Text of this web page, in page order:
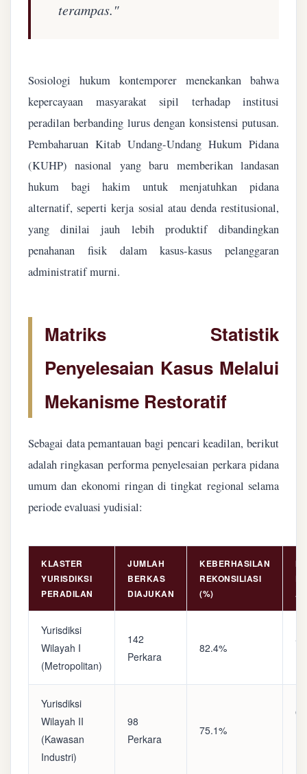
terampas."
Sosiologi hukum kontemporer menekankan bahwa
kepercayaan masyarakat sipil terhadap institusi
peradilan berbanding lurus dengan konsistensi putusan.
Pembaharuan Kitab Undang-Undang Hukum Pidana
(KUHP) nasional yang baru memberikan landasan
hukum bagi hakim untuk menjatuhkan pidana
alternatif, seperti kerja sosial atau denda restitusional,
yang dinilai jauh lebih produktif dibandingkan
penahanan fisik dalam kasus-kasus pelanggaran
administratif murni.
Matriks Statistik
Penyelesaian Kasus Melalui
Mekanisme Restoratif
Sebagai data pemantauan bagi pencari keadilan, berikut
adalah ringkasan performa penyelesaian perkara pidana
umum dan ekonomi ringan di tingkat regional selama
periode evaluasi yudisial:
KLASTER
YURISDIKSI
PERADILAN
JUMLAH
BERKAS
DIAJUKAN
KEBERHASILAN
REKONSILIASI
(%)
Yurisdiksi
Wilayah I
(Metropolitan)
142
Perkara
82.4%
Yurisdiksi
Wilayah II
(Kawasan
Industri)
98
Perkara
75.1%